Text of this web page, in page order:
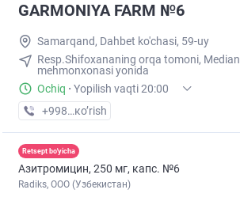
GARMONIYA FARM №6
Samarqand, Dahbet ko'chasi, 59-uy
Resp.Shifoxananing orqa tomoni, Median
mehmonxonasi yonida
Ochiq · Yopilish vaqti 20:00
+998 (95) XXX-XX-XX
кo’rish
Retsept bo'yicha
Азитромицин, 250 мг, капс. №6
Radiks, ООО (Узбекистан)